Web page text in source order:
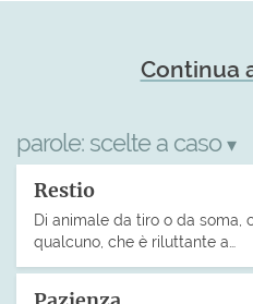
Continua
parole: scelte a caso ▾
Restio
Di animale da tiro o da soma,
qualcuno, che è riluttante a…